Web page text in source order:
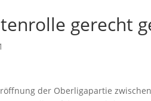
gerecht
der Oberligapartie